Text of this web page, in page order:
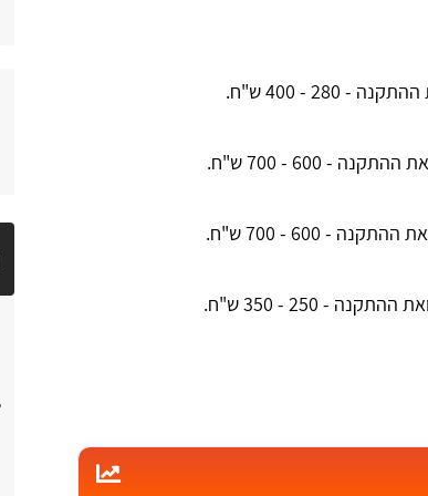
- 400 ש"ח.
- 600 - 700 ש"ח.
- 600 - 700 ש"ח.
- 250 - 350 ש"ח.
נגיש ברור ומסודר